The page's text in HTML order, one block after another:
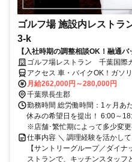
ゴルフ場 施設内レストラ
3-k
【入社時期の調整相談OK！融通
ッチン経験を“仕事”に変える。料
アを築く◎
ゴルフ場レストラン 千葉国際
アクセス 車・バイクOK！ガソ
ートIC」～約10分、「蘇我IC」
月給262,000円～280,000円
千葉県長生郡
勤務時間 総労働時間：1ヶ月あ
休みの希望日を提出！ 6:00～
※店舗･繁忙期によって多少変
仕事内容 ＼ 調理経験を活かし
【サントリーグループ／ダイ
ストランで、キッチンスタッフ